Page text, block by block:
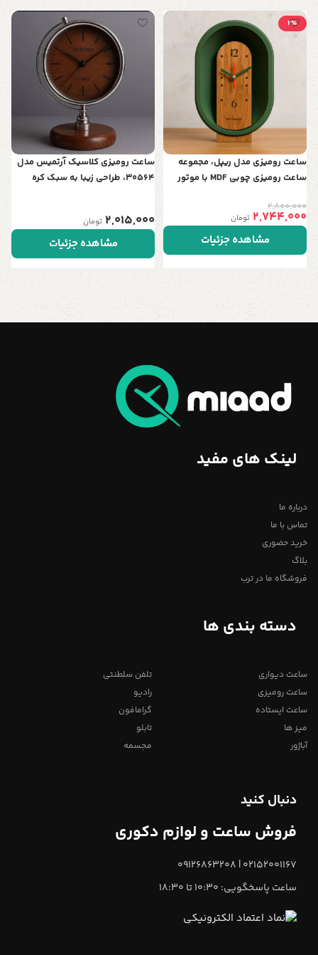
2٪
ساعت رومیزی مدل ریپل، مجموعه
ساعت رومیزی چوبی‌ MDF با موتور
2,800,000
2,744,000 تومان
مشاهده جزئیات
ساعت رومیزی کلاسیک آرتمیس مدل
30564، طراحی زیبا به سبک کره
2,015,000 تومان
مشاهده جزئیات
لینک های مفید
درباره ما
تماس با ما
خرید حضوری
بلاگ
فروشگاه ما در ترب
دسته بندی ها
ساعت دیواری
ساعت رومیزی
ساعت ایستاده
میز ها
آباژور
تلفن سلطنتی
رادیو
گرامافون
تابلو
مجسمه
دنبال کنید
فروش ساعت و لوازم دکوری
02152001167 | 09126863208
ساعت پاسخگویی: 10:30 تا 18:30